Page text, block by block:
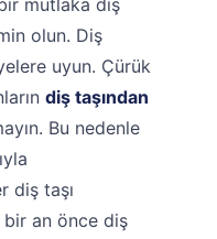
mutlaka diş
olun. Diş
uyun. Çürük
diş taşından
Bu nedenle
diş taşı
an önce diş